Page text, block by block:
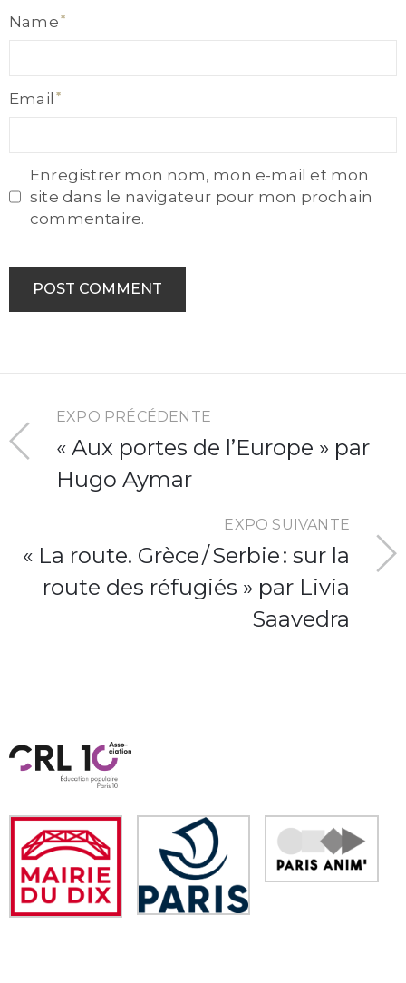
Name
Email
Enregistrer mon nom, mon e-mail et mon
site dans le navigateur pour mon prochain
commentaire.
EXPO PRÉCÉDENTE
« Aux portes de l’Europe » par
Hugo Aymar
EXPO SUIVANTE
« La route. Grèce / Serbie : sur la
route des réfugiés » par Livia
Saavedra